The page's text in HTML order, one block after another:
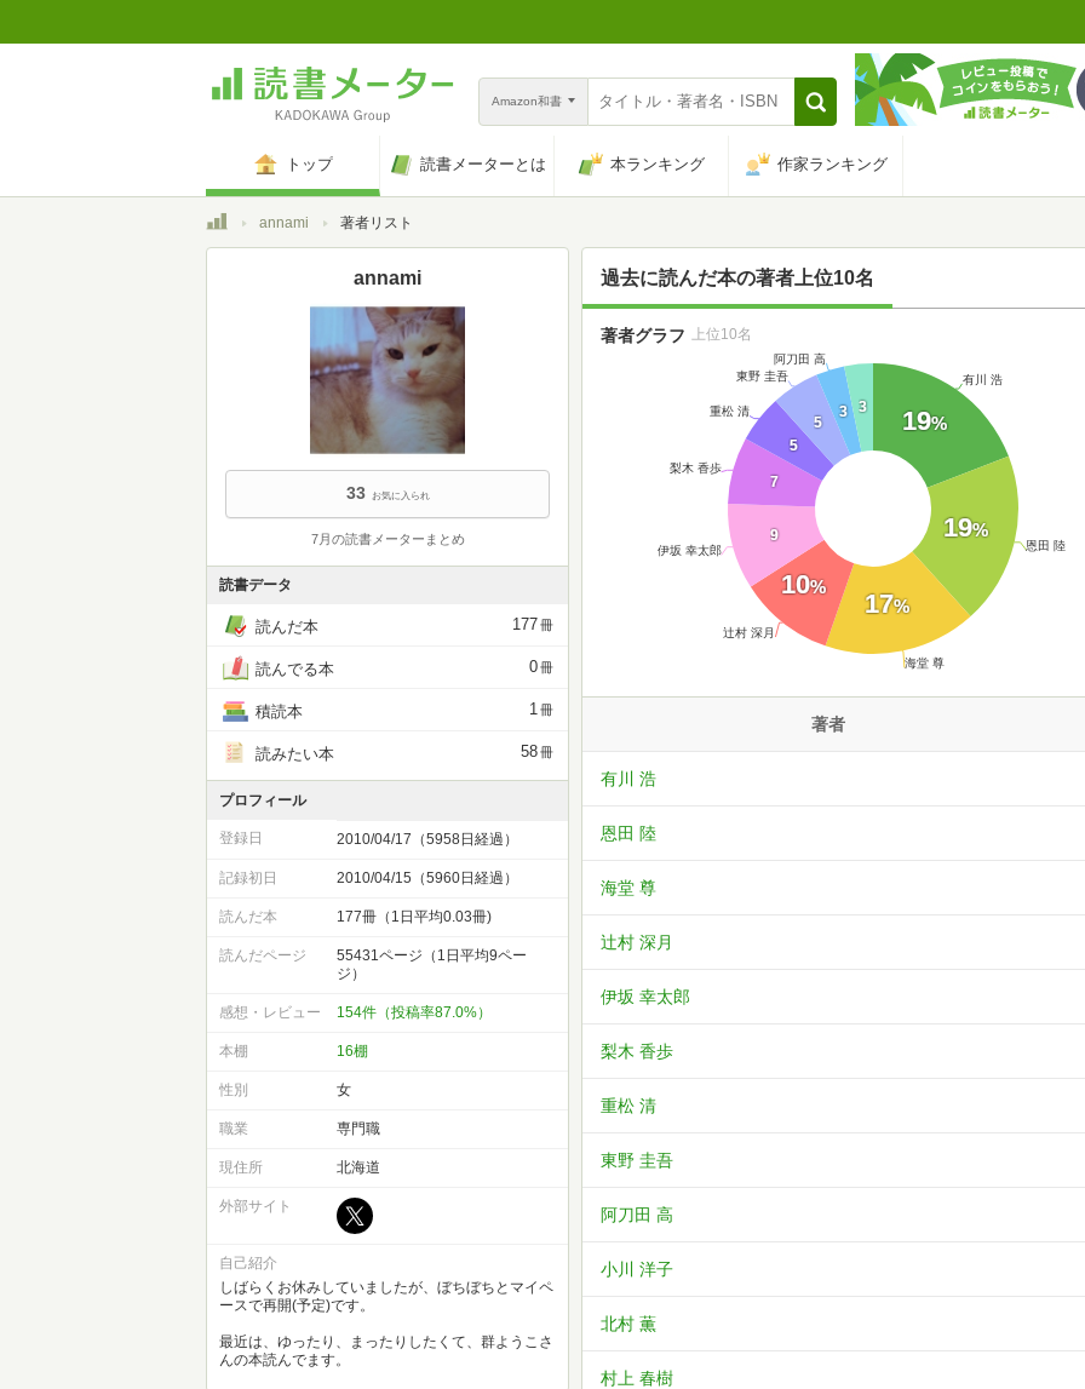
Amazon和書
トップ 読書メーターとは 本ランキング 作家ランキング
トップannami 著者リスト
annami
33 お気に入られ
7月の読書メーターまとめ
読書データ
読んだ本 177冊
読んでる本 0冊
積読本 1冊
読みたい本 58冊
プロフィール
登録日 2010/04/17（5958日経過）
記録初日 2010/04/15（5960日経過）
読んだ本 177冊（1日平均0.03冊)
読んだページ
55431ページ（1日平均9ペー
ジ）
感想・レビュー 154件（投稿率87.0%）
本棚 16棚
性別 女
職業 専門職
現住所 北海道
外部サイト
自己紹介
しばらくお休みしていましたが、ぼちぼちとマイペ
ースで再開(予定)です。
最近は、ゆったり、まったりしたくて、群ようこさ
んの本読んでます。
過去に読んだ本の著者上位10名
19%
有川 浩
19%
恩田 陸
17%
海堂 尊
10%
辻村 深月
9
伊坂 幸太郎
7
梨木 香歩
5
重松 清
5
東野 圭吾
3
阿刀田 高
3
著者グラフ 上位10名
著者
有川 浩
恩田 陸
海堂 尊
辻村 深月
伊坂 幸太郎
梨木 香歩
重松 清
東野 圭吾
阿刀田 高
小川 洋子
北村 薫
村上 春樹